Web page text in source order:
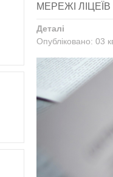
МЕРЕЖІ ЛІЦЕЇВ
Деталі
Опубліковано: 03